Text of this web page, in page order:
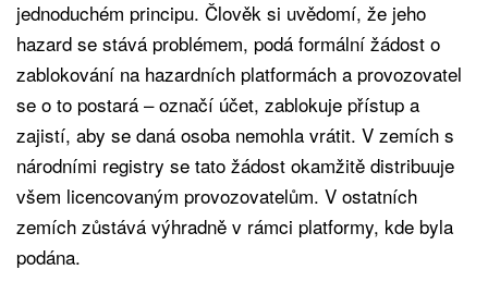
jednoduchém principu. Člověk si uvědomí, že jeho
hazard se stává problémem, podá formální žádost o
zablokování na hazardních platformách a provozovatel
se o to postará – označí účet, zablokuje přístup a
zajistí, aby se daná osoba nemohla vrátit. V zemích s
národními registry se tato žádost okamžitě distribuuje
všem licencovaným provozovatelům. V ostatních
zemích zůstává výhradně v rámci platformy, kde byla
podána.